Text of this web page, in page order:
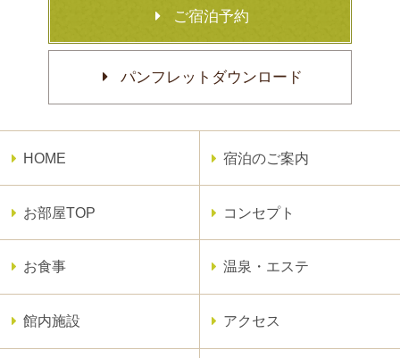
ご宿泊予約
パンフレットダウンロード
HOME 宿泊のご案内
お部屋TOP コンセプト
お食事 温泉・エステ
館内施設 アクセス